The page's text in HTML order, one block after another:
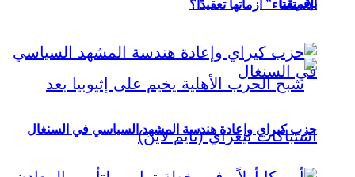
بإفريقيا
الاستفتاء” أزماتها تعقيدًا؟
حزب كيراي وإعادة هندسة المشهد السياسي في السنغال